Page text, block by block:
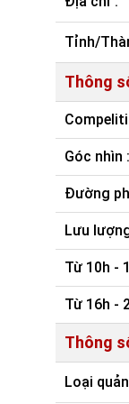
Tỉnh/
Thông
Góc nhìn :
Đường
Lưu
Từ 10h -
Từ 16h -
Thông
Loại